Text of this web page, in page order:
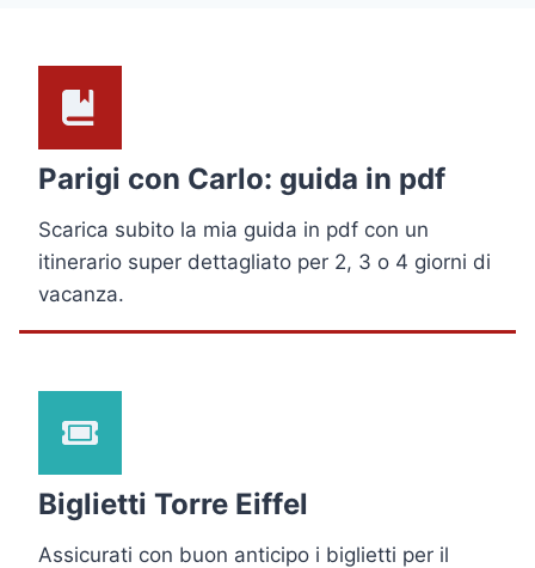
Parigi con Carlo: guida in pdf
Scarica subito la mia guida in pdf con un
itinerario super dettagliato per 2, 3 o 4 giorni di
vacanza.
Biglietti Torre Eiffel
Assicurati con buon anticipo i biglietti per il